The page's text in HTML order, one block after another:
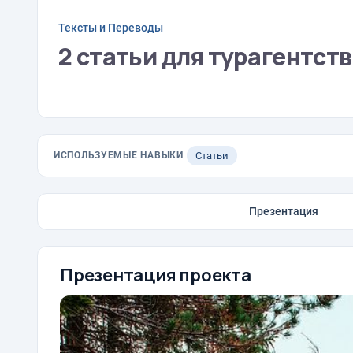
Тексты и Переводы
2 статьи для
ИСПОЛЬЗУЕМЫЕ НАВЫКИ Статьи
Презентация
Презентация проекта